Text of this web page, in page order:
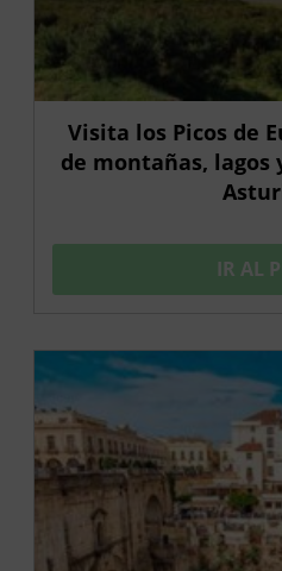
Visita los Picos de
de montañas, lagos
IR AL